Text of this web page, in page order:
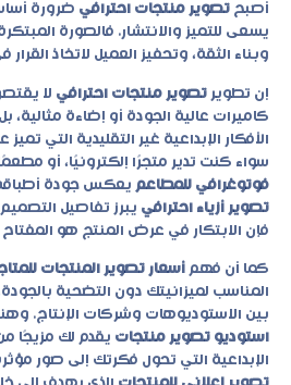
أصبح تصوير منتجات احترافي ضرورة
يسعى للتميز والانتشار. فالصورة
وبناء الثقة، وتحفيز العميل لاتخاذ
إن تطوير تصوير منتجات احترافي لا
كاميرات عالية الجودة أو إضاءة
الأفكار الإبداعية غير التقليدية التي
سواء كنت تدير متجرًا إلكترونيًا، أو
فوتوغرافي للمطاعم يعكس جودة
تصوير أزياء احترافي يبرز تفاصيل
فإن الابتكار في عرض المنتج هو المفتاح
كما أن فهم أسعار تصوير المنتجات
المناسب لميزانيتك دون التضحية
بين الاستوديوهات وشركات الإنتاج.
استوديو تصوير منتجات يقدم لك مزيجًا
الإبداعية التي تحول فكرتك إلى صور